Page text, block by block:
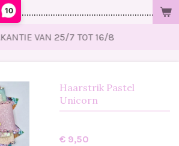
10
VAN 25/7 TOT 16/8
Haarstrik Pastel
Unicorn
€ 9,50